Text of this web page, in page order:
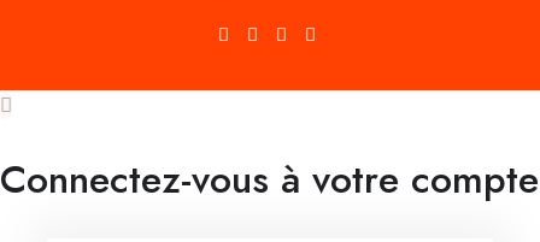
Connectez-vous à votre compte